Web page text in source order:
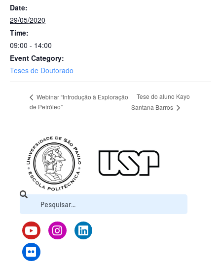
Date:
29/05/2020
Time:
09:00 - 14:00
Event Category:
Teses de Doutorado
Webinar “Introdução à Exploração
de Petróleo”
Tese do aluno Kayo
Santana Barros